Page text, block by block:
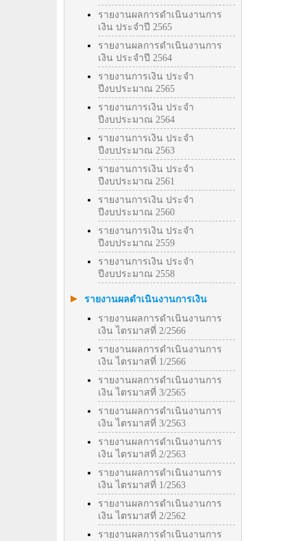
รายงานผลการดำเนินงานการ
เงิน ประจำปี 2565
รายงานผลการดำเนินงานการ
เงิน ประจำปี 2564
รายงานการเงิน ประจำ
ปีงบประมาณ 2565
รายงานการเงิน ประจำ
ปีงบประมาณ 2564
รายงานการเงิน ประจำ
ปีงบประมาณ 2563
รายงานการเงิน ประจำ
ปีงบประมาณ 2561
รายงานการเงิน ประจำ
ปีงบประมาณ 2560
รายงานการเงิน ประจำ
ปีงบประมาณ 2559
รายงานการเงิน ประจำ
ปีงบประมาณ 2558
รายงานผลดำเนินงานการเงิน
รายงานผลการดำเนินงานการ
เงิน ไตรมาสที่ 2/2566
รายงานผลการดำเนินงานการ
เงิน ไตรมาสที่ 1/2566
รายงานผลการดำเนินงานการ
เงิน ไตรมาสที่ 3/2565
รายงานผลการดำเนินงานการ
เงิน ไตรมาสที่ 3/2563
รายงานผลการดำเนินงานการ
เงิน ไตรมาสที่ 2/2563
รายงานผลการดำเนินงานการ
เงิน ไตรมาสที่ 1/2563
รายงานผลการดำเนินงานการ
เงิน ไตรมาสที่ 2/2562
รายงานผลการดำเนินงานการ